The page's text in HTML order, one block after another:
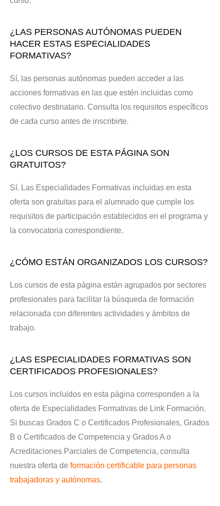
¿LAS PERSONAS AUTÓNOMAS PUEDEN
HACER ESTAS ESPECIALIDADES
FORMATIVAS?
Sí, las personas autónomas pueden acceder a las
acciones formativas en las que estén incluidas como
colectivo destinatario. Consulta los requisitos específicos
de cada curso antes de inscribirte.
¿LOS CURSOS DE ESTA PÁGINA SON
GRATUITOS?
Sí. Las Especialidades Formativas incluidas en esta
oferta son gratuitas para el alumnado que cumple los
requisitos de participación establecidos en el programa y
la convocatoria correspondiente.
¿CÓMO ESTÁN ORGANIZADOS LOS CURSOS?
Los cursos de esta página están agrupados por sectores
profesionales para facilitar la búsqueda de formación
relacionada con diferentes actividades y ámbitos de
trabajo.
¿LAS ESPECIALIDADES FORMATIVAS SON
CERTIFICADOS PROFESIONALES?
Los cursos incluidos en esta página corresponden a la
oferta de Especialidades Formativas de Link Formación.
Si buscas Grados C o Certificados Profesionales, Grados
B o Certificados de Competencia y Grados A o
Acreditaciones Parciales de Competencia, consulta
nuestra oferta de formación certificable para personas
trabajadoras y autónomas.